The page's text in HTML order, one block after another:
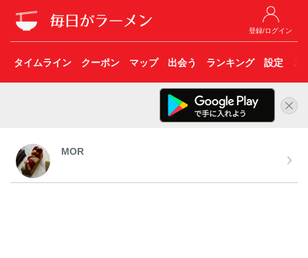
登録/ログイン
タイムライン クーポン マップ 出会う ランキング 設定 こ
MOR